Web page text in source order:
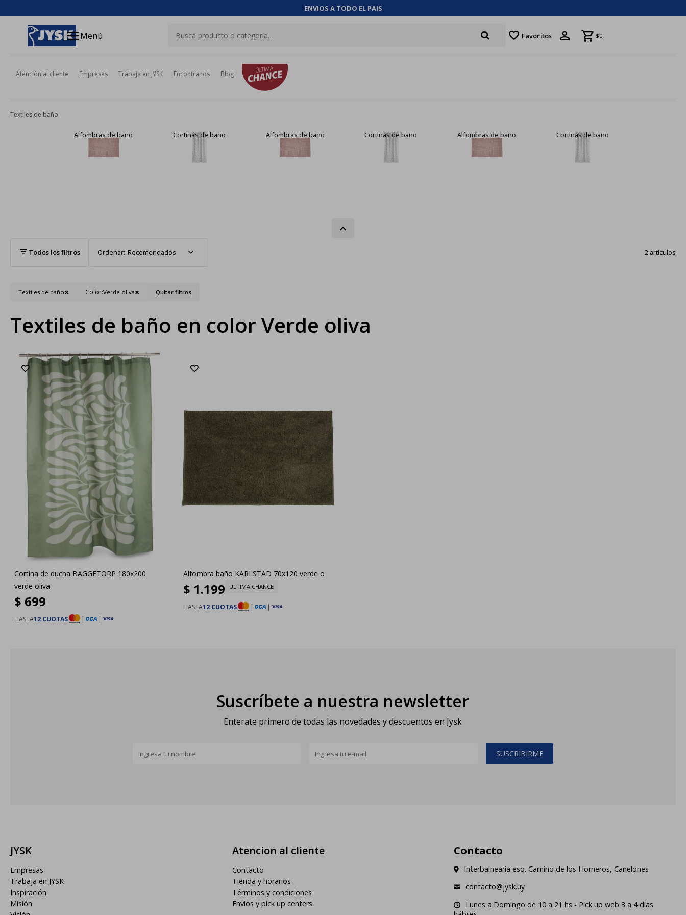
ENVIOS A TODO EL PAIS
menuMenú favorite Favoritos $0
Atención al cliente Empresas Trabaja en JYSK Encontranos Blog
Textiles de baño
Alfombras de baño Cortinas de baño Alfombras de baño Cortinas de baño Alfombras de baño Cortinas de baño
Recomendados 2 artículos
Textiles de baño Color:Verde oliva Quitar filtros
Textiles de baño en color Verde oliva
Cortina de ducha BAGGETORP 180x200
verde oliva
$ 699
HASTA12 CUOTAS | |
Alfombra baño KARLSTAD 70x120 verde o
$ 1.199 ULTIMA CHANCE
HASTA12 CUOTAS | |
Suscríbete a nuestra newsletter
Enterate primero de todas las novedades y descuentos en Jysk
SUSCRIBIRME
JYSK
Empresas
Trabaja en JYSK
Inspiración
Misión
Atencion al cliente
Contacto
Tienda y horarios
Términos y condiciones
Envíos y pick up centers
Contacto
Interbalnearia esq. Camino de los Horneros, Canelones
contacto@jysk.uy
Lunes a Domingo de 10 a 21 hs - Pick up web 3 a 4 días
close